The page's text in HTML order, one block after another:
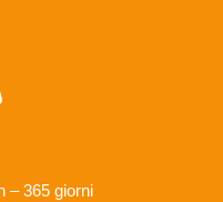
– 365 giorni